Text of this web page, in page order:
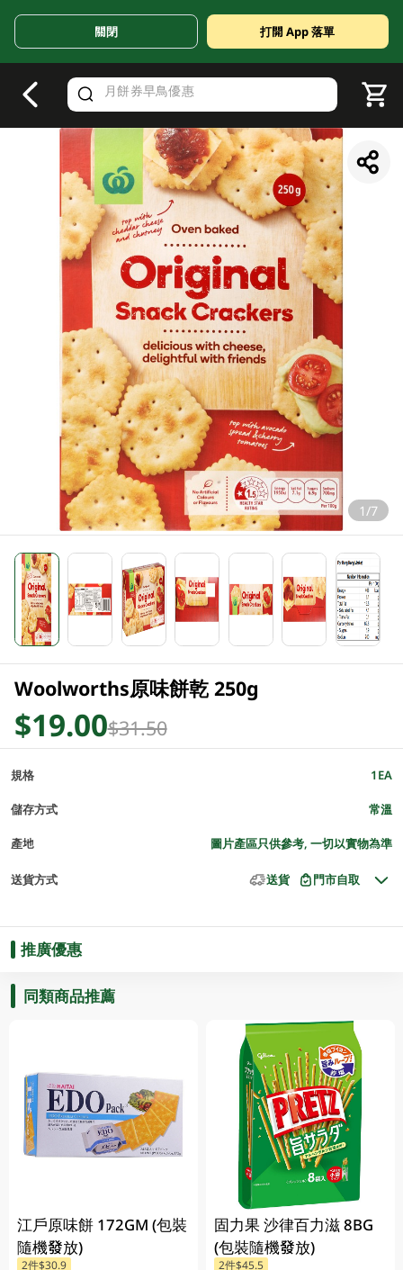
Valid Until 30 June 2026
關閉 打開 App 落單
1/7
Woolworths原味餅乾 250g
$19.00$31.50
規格 1EA
儲存方式 常溫
產地 圖片產區只供參考, 一切以實物為準
送貨方式 送貨 門市自取
推廣優惠
同類商品推薦
江戶原味餅 172GM (包裝
隨機發放)
2件$30.9
固力果 沙律百力滋 8BG
(包裝隨機發放)
2件$45.5